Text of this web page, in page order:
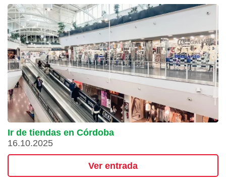
Ir de tiendas en Córdoba
16.10.2025
Ver entrada